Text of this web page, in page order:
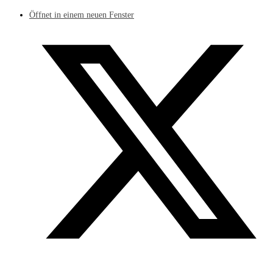
Öffnet in einem neuen Fenster